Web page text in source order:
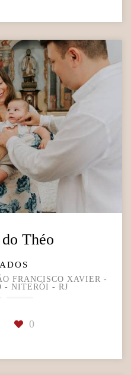
Théo
FRANCISCO XAVIER -
- NITERÓI - RJ
0